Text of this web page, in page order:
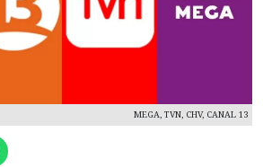
MEGA, TVN, CHV, CANAL 13